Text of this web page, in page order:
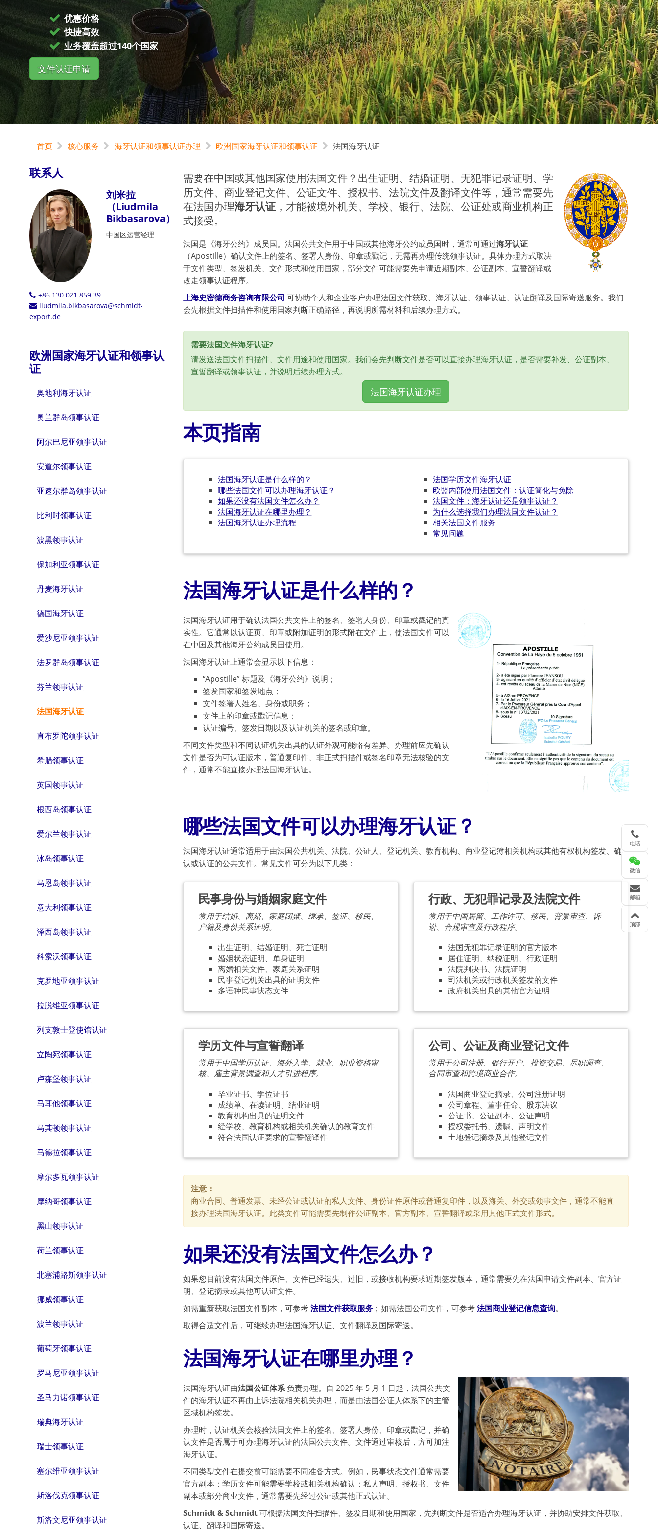
优惠价格
快捷高效
业务覆盖超过140个国家
文件认证申请
首页 核心服务 海牙认证和领事认证办理 欧洲国家海牙认证和领事认证 法国海牙认证
联系人
刘米拉
（Liudmila
Bikbasarova）
中国区运营经理
+86 130 021 859 39
liudmila.bikbasarova@schmidt-
export.de
欧洲国家海牙认证和领事认
证
奥地利海牙认证
奥兰群岛领事认证
阿尔巴尼亚领事认证
安道尔领事认证
亚速尔群岛领事认证
比利时领事认证
波黑领事认证
保加利亚领事认证
丹麦海牙认证
德国海牙认证
爱沙尼亚领事认证
法罗群岛领事认证
芬兰领事认证
法国海牙认证
直布罗陀领事认证
希腊领事认证
英国领事认证
根西岛领事认证
爱尔兰领事认证
冰岛领事认证
马恩岛领事认证
意大利领事认证
泽西岛领事认证
科索沃领事认证
克罗地亚领事认证
拉脱维亚领事认证
列支敦士登使馆认证
立陶宛领事认证
卢森堡领事认证
马耳他领事认证
马其顿领事认证
马德拉领事认证
摩尔多瓦领事认证
摩纳哥领事认证
黑山领事认证
荷兰领事认证
北塞浦路斯领事认证
挪威领事认证
波兰领事认证
葡萄牙领事认证
罗马尼亚领事认证
圣马力诺领事认证
瑞典海牙认证
瑞士领事认证
塞尔维亚领事认证
斯洛伐克领事认证
斯洛文尼亚领事认证
需要在中国或其他国家使用法国文件？出生证明、结婚证明、无犯罪记录证明、学
历文件、商业登记文件、公证文件、授权书、法院文件及翻译文件等，通常需要先
在法国办理海牙认证，才能被境外机关、学校、银行、法院、公证处或商业机构正
式接受。
法国是《海牙公约》成员国。法国公共文件用于中国或其他海牙公约成员国时，通常可通过海牙认证
（Apostille）确认文件上的签名、签署人身份、印章或戳记，无需再办理传统领事认证。具体办理方式取决
于文件类型、签发机关、文件形式和使用国家，部分文件可能需要先申请近期副本、公证副本、宣誓翻译或
改走领事认证程序。
上海史密德商务咨询有限公司 可协助个人和企业客户办理法国文件获取、海牙认证、领事认证、认证翻译及国际寄送服务。我们
会先根据文件扫描件和使用国家判断正确路径，再说明所需材料和后续办理方式。
需要法国文件海牙认证?
请发送法国文件扫描件、文件用途和使用国家。我们会先判断文件是否可以直接办理海牙认证，是否需要补发、公证副本、
宣誓翻译或领事认证，并说明后续办理方式。
法国海牙认证办理
本页指南
法国海牙认证是什么样的？
哪些法国文件可以办理海牙认证？
如果还没有法国文件怎么办？
法国海牙认证在哪里办理？
法国海牙认证办理流程
法国学历文件海牙认证
欧盟内部使用法国文件：认证简化与免除
法国文件：海牙认证还是领事认证？
为什么选择我们办理法国文件认证？
相关法国文件服务
常见问题
法国海牙认证是什么样的？
法国海牙认证用于确认法国公共文件上的签名、签署人身份、印章或戳记的真
实性。它通常以认证页、印章或附加证明的形式附在文件上，使法国文件可以
在中国及其他海牙公约成员国使用。
法国海牙认证上通常会显示以下信息：
“Apostille” 标题及《海牙公约》说明；
签发国家和签发地点；
文件签署人姓名、身份或职务；
文件上的印章或戳记信息；
认证编号、签发日期以及认证机关的签名或印章。
不同文件类型和不同认证机关出具的认证外观可能略有差异。办理前应先确认
文件是否为可认证版本，普通复印件、非正式扫描件或签名印章无法核验的文
件，通常不能直接办理法国海牙认证。
哪些法国文件可以办理海牙认证？
法国海牙认证通常适用于由法国公共机关、法院、公证人、登记机关、教育机构、商业登记簿相关机构或其他有权机构签发、确
认或认证的公共文件。常见文件可分为以下几类：
民事身份与婚姻家庭文件
常用于结婚、离婚、家庭团聚、继承、签证、移民、
户籍及身份关系证明。
出生证明、结婚证明、死亡证明
婚姻状态证明、单身证明
离婚相关文件、家庭关系证明
民事登记机关出具的证明文件
多语种民事状态文件
行政、无犯罪记录及法院文件
常用于中国居留、工作许可、移民、背景审查、诉
讼、合规审查及行政程序。
法国无犯罪记录证明的官方版本
居住证明、纳税证明、行政证明
法院判决书、法院证明
司法机关或行政机关签发的文件
政府机关出具的其他官方证明
学历文件与宣誓翻译
常用于中国学历认证、海外入学、就业、职业资格审
核、雇主背景调查和人才引进程序。
毕业证书、学位证书
成绩单、在读证明、结业证明
教育机构出具的证明文件
经学校、教育机构或相关机关确认的教育文件
符合法国认证要求的宣誓翻译件
公司、公证及商业登记文件
常用于公司注册、银行开户、投资交易、尽职调查、
合同审查和跨境商业合作。
法国商业登记摘录、公司注册证明
公司章程、董事任命、股东决议
公证书、公证副本、公证声明
授权委托书、遗嘱、声明文件
土地登记摘录及其他登记文件
注意：
商业合同、普通发票、未经公证或认证的私人文件、身份证件原件或普通复印件，以及海关、外交或领事文件，通常不能直
接办理法国海牙认证。此类文件可能需要先制作公证副本、官方副本、宣誓翻译或采用其他正式文件形式。
如果还没有法国文件怎么办？
如果您目前没有法国文件原件、文件已经遗失、过旧，或接收机构要求近期签发版本，通常需要先在法国申请文件副本、官方证
明、登记摘录或其他可认证文件。
如需重新获取法国文件副本，可参考法国文件获取服务；如需法国公司文件，可参考法国商业登记信息查询。
取得合适文件后，可继续办理法国海牙认证、文件翻译及国际寄送。
法国海牙认证在哪里办理？
法国海牙认证由法国公证体系负责办理。自 2025 年 5 月 1 日起，法国公共文
件的海牙认证不再由上诉法院相关机关办理，而是由法国公证人体系下的主管
区域机构签发。
办理时，认证机关会核验法国文件上的签名、签署人身份、印章或戳记，并确
认文件是否属于可办理海牙认证的法国公共文件。文件通过审核后，方可加注
海牙认证。
不同类型文件在提交前可能需要不同准备方式。例如，民事状态文件通常需要
官方副本；学历文件可能需要学校或相关机构确认；私人声明、授权书、文件
副本或部分商业文件，通常需要先经过公证或其他正式认证。
Schmidt & Schmidt可根据法国文件扫描件、签发日期和使用国家，先判断文件是否适合办理海牙认证，并协助安排文件获取、
认证、翻译和国际寄送。
电话
微信
邮箱
顶部